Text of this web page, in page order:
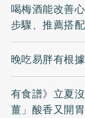
喝梅酒能改善
步驟、推薦搭
晚吃易胖有根
有食譜》立夏
薑」酸香又開胃